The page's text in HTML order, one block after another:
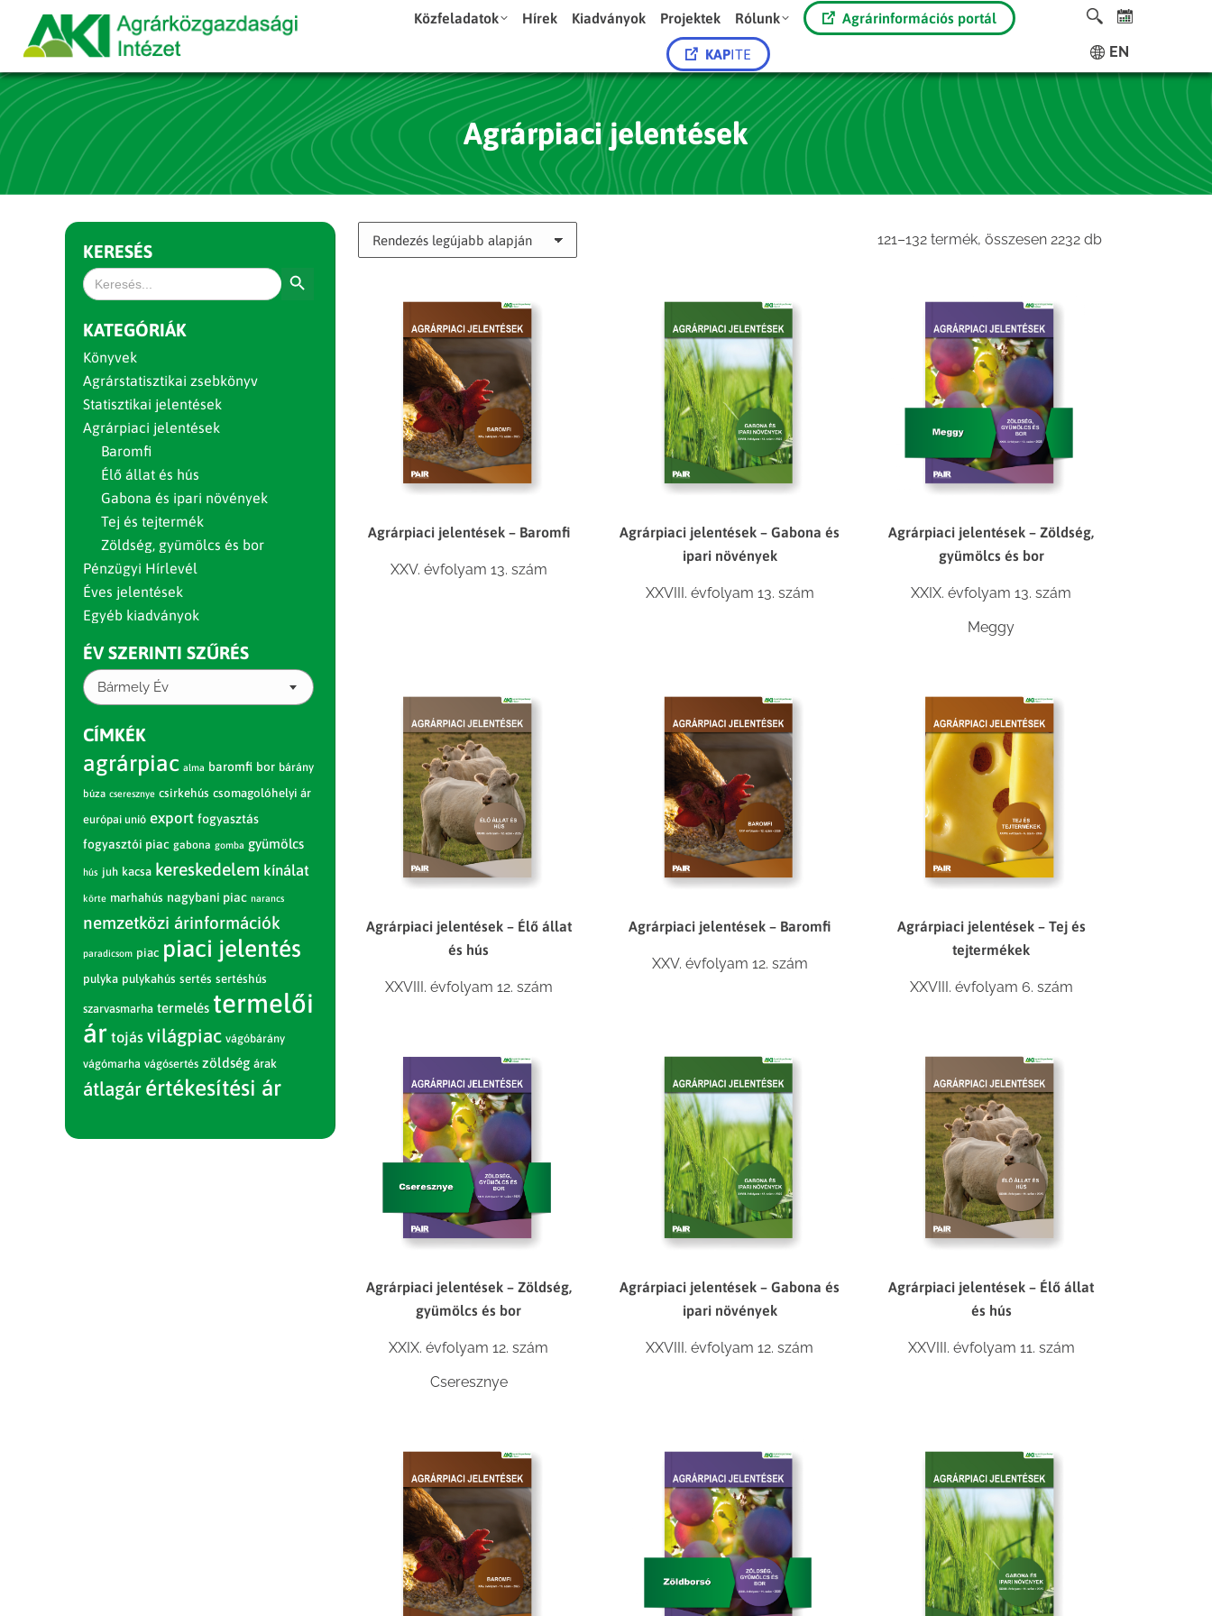
Közfeladatok Hírek Kiadványok Projektek Rólunk Agrárinformációs portál
KAPITE EN
Agrárpiaci jelentések
121–132 termék, összesen 2232 dbSorted
Agrárpiaci jelentések – Baromfi
XXV. évfolyam 13. szám
Agrárpiaci jelentések – Gabona és
ipari növények
XXVIII. évfolyam 13. szám
Agrárpiaci jelentések – Zöldség,
gyümölcs és bor
XXIX. évfolyam 13. szám
Meggy
Agrárpiaci jelentések – Élő állat
és hús
XXVIII. évfolyam 12. szám
Agrárpiaci jelentések – Baromfi
XXV. évfolyam 12. szám
Agrárpiaci jelentések – Tej és
tejtermékek
XXVIII. évfolyam 6. szám
Agrárpiaci jelentések – Zöldség,
gyümölcs és bor
XXIX. évfolyam 12. szám
Cseresznye
Agrárpiaci jelentések – Gabona és
ipari növények
XXVIII. évfolyam 12. szám
Agrárpiaci jelentések – Élő állat
és hús
XXVIII. évfolyam 11. szám
KERESÉS
Search
for:
KATEGÓRIÁK
Könyvek
Agrárstatisztikai zsebkönyv
Statisztikai jelentések
Agrárpiaci jelentések
Baromfi
Élő állat és hús
Gabona és ipari növények
Tej és tejtermék
Zöldség, gyümölcs és bor
Pénzügyi Hírlevél
Éves jelentések
Egyéb kiadványok
ÉV SZERINTI SZŰRÉS
Bármely Év
CÍMKÉK
agrárpiac alma baromfi bor bárány
búza cseresznye csirkehús csomagolóhelyi ár
európai unió export fogyasztás
fogyasztói piac gabona gomba gyümölcs
hús juh kacsa kereskedelem kínálat
körte marhahús nagybani piac narancs
nemzetközi árinformációk
paradicsom piac piaci jelentés
pulyka pulykahús sertés sertéshús
szarvasmarha termelés termelői
ár tojás világpiac vágóbárány
vágómarha vágósertés zöldség árak
átlagár értékesítési ár